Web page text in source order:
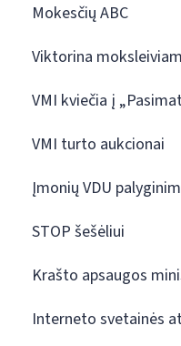
Mokesčių ABC
Viktorina
VMI kviečia į
VMI turto aukcionai
Įmonių VDU
STOP šešėliui
Krašto apsaugos
Interneto svetainės